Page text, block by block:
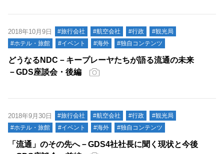
2018年10月9日 #旅行会社 #航空会社 #行政
#観光局
#ホテル・旅館
#イベント #海外 #独自コンテンツ
どうなるNDC－キープレーヤたちが語る流通の未来
－GDS座談会・後編
2018年9月30日 #旅行会社 #航空会社 #行政
#観光局
#ホテル・旅館
#イベント #海外 #独自コンテンツ
「流通」のその先へ－GDS4社社長に聞く現状と今後